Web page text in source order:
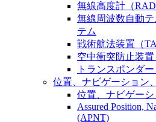
無線高度計（
無線周波数自動
テム
戦術航法装置（
空中衝突防止装置
トランスポンダ
位置、ナビゲーション
位置、ナビゲー
Assured Position,
(APNT)